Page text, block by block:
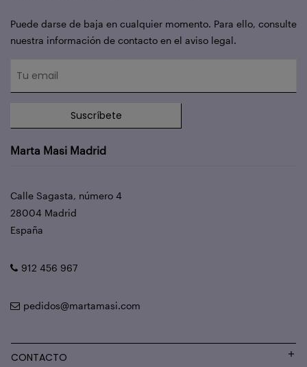
Puede darse de baja en cualquier momento. Para ello, consulte
nuestra información de contacto en el aviso legal.
Suscríbete
Marta Masi Madrid
Calle Sagasta, número 4
28004 Madrid
España
912 456 967
pedidos@martamasi.com
CONTACTO